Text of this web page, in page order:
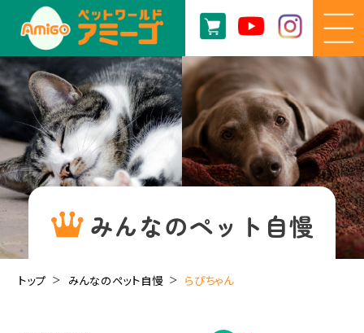
みんなのペット自慢
トップ みんなのペット自慢 らぴちゃん